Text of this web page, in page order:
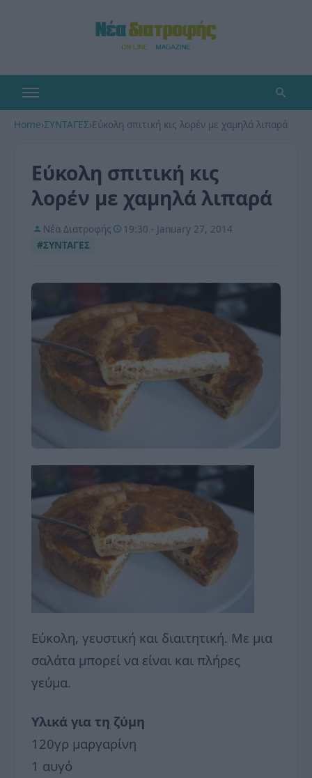
Home›ΣΥΝΤΑΓΕΣ›Εύκολη σπιτική κις λορέν με χαμηλά λιπαρά
Εύκολη σπιτική κις
λορέν με χαμηλά λιπαρά
Νέα Διατροφής
19:30 - January 27, 2014
#ΣΥΝΤΑΓΕΣ
Εύκολη, γευστική και διαιτητική. Με μια
σαλάτα μπορεί να είναι και πλήρες
γεύμα.
Υλικά για τη ζύμη
120γρ μαργαρίνη
1 αυγό